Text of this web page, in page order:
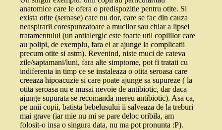
anatomice care le ofera o predispozitie pentru otite. Si
exista otite (seroase) care nu dor, care se fac din cauza
neaspirarii corespunzatoare a mucilor sau chiar a lipsei
tratamentului (un antialergic este foarte util copiiilor care
au polipi, de exemplu, fara el ar ajunge la complicatii
precum otite si astm). Revenind, niste muci de cateva
zile/saptamani/luni, fara alte simptome, pot fi tratati cu
indiferenta in timp ce se instaleaza o otita seroasa care
creeaza hipoacuzie si care poate ajunge sa supureze ( la
otita seroasa nu e musai nevoie de antibiotic, dar daca
ajunge supurata se recomanda mereu antibiotic). Asa ca,
pe unii copii, batista bebelusului ii salveaza de la treburi
mai grave (iar mie nu mi se pare deloc oribila, am
folosit-o insa o singura data, nu ma pot pronunta :P).